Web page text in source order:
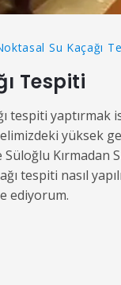
Su Kaçağı
Tespiti
tespiti
yüksek
Kırmadan
tespiti nasıl
ediyorum.